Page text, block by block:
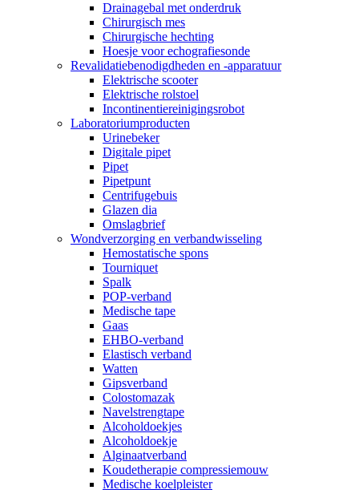
Drainagebal met onderdruk
Chirurgisch mes
Chirurgische hechting
Hoesje voor echografiesonde
Revalidatiebenodigdheden en -apparatuur
Elektrische scooter
Elektrische rolstoel
Incontinentiereinigingsrobot
Laboratoriumproducten
Urinebeker
Digitale pipet
Pipet
Pipetpunt
Centrifugebuis
Glazen dia
Omslagbrief
Wondverzorging en verbandwisseling
Hemostatische spons
Tourniquet
Spalk
POP-verband
Medische tape
Gaas
EHBO-verband
Elastisch verband
Watten
Gipsverband
Colostomazak
Navelstrengtape
Alcoholdoekjes
Alcoholdoekje
Alginaatverband
Koudetherapie compressiemouw
Medische koelpleister